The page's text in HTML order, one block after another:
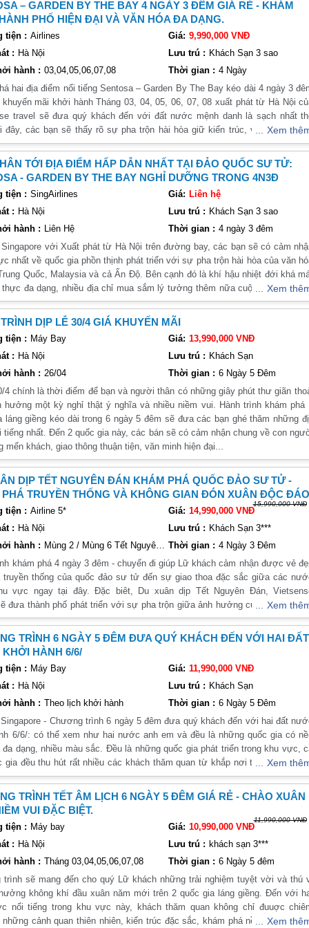
và gia đình thư giãn và tận hưởng những trải nghiệm thú vị. Ngoài ra, bạn
nắng tại các bãi biển đẹp của đảo.
dân tộc và tôn giáo khác nhau. Du khách có thể dễ dàng tìm thấy những
Phật giáo, Thiên chúa giáo và Hindu. Ngoài ra, nơi đây còn có nhiều
và Lễ hội Thuyền Rồng.
và công trình kiến trúc hiện đại. Một trong những điểm đến không thể bỏ
và tòa nhà Marina Bay Sands nổi tiếng. Ngoài ra, còn có những
và Esplanade - Theatres on the Bay.
văn hóa, hãy ghé thăm các khu phố cổ như Chinatown, Little India và
của các dân tộc và tôn giáo khác nhau thông qua các quán cà phê, cửa
Trải Nghiệm Đầy Đủ Và Đa Dạng
trình du lịch phổ biến và được nhiều du khách lựa chọn. Chuyến đi này
Singapore và tận hưởng những trải nghiệm đa dạng.
6 Ngày 5 Đêm
phá nhiều điểm đến nổi tiếng của thành phố này. Từ công viên quốc gia,
bạn sẽ được tận hưởng những trải nghiệm đa dạng và thú vị.
đêm chính là việc bạn được tham quan đảo Sentosa và khám phá các khu
bữa tối trên tàu du thuyền và tận hưởng không gian lãng mạn của Clarke
Thưởng Thức Các Món Ăn Đặc Trưng
lý tưởng cho những ai muốn khám phá văn hóa và ẩm thực của
trưng của đất nước này và khám phá những điểm đến nổi tiếng.
5 Ngày 4 Đêm
phá nhiều điểm đến nổi tiếng của thành phố này. Từ công viên quốc gia,
bạn sẽ được tận hưởng những trải nghiệm đa dạng và thú vị.
4 đêm chính là việc bạn được thưởng thức các món ăn đặc trưng của đất
các món ăn đặc trưng như bánh xèo, bánh mì và nước ép trái cây
Phá Những Điểm Đến Nổi Tiếng
ngắn nhưng vẫn đầy đủ và thú vị. Trong chuyến đi này, bạn sẽ có cơ
những trải nghiệm đa dạng.
4 Ngày 3 Đêm
phá nhiều điểm đến nổi tiếng của thành phố này. Từ công viên quốc gia,
bạn sẽ được tận hưởng những trải nghiệm đa dạng và thú vị.
đêm chính là việc bạn được khám phá những điểm đến nổi tiếng của
du lịch nổi tiếng như công viên quốc gia, khu vực Marina Bay và
BẬT
Thưởng thức trải nghiệm dịch vụ trọn gói 3***
Thỏa sức vui chơi Công viên sư tử biển Merlion Park: tìm hiểu lịch sử hình
biểu tượng sư tử biển nổi tiếng, mang đến thịnh vượng cho đất nước
Check-in Vườn thực vật Garden by the Bay: Khu vườn cây nhân tạo rộng
hơn 100 ha, có tới hơn 250.000 loài thực vật Qúy hiếm, với các “Siêu cây”
lồ
Trải ngiệm hệ thống tầu điện ngầm MRT không người lái cực kỳ an toàn
Tham gia chương trình By Night
Cương trình nhạc nước đặc sắc “SPECTRA SHOW” – sự pha trộn
sắc và hệ thống đèn Lazer hiện đại
– GARDEN BY THE BAY 4 NGÀY 3 ĐÊM GIÁ RẺ - KHÁM
PHỐ HIỆN ĐẠI VÀ VĂN HÓA ĐA DẠNG.
tiện : Airlines Giá: 9,990,000 VNĐ
: Hà Nội Lưu trú : Khách Sạn 3 sao
hành : 03,04,05,06,07,08 Thời gian : 4 Ngày
hai địa điểm nổi tiếng Sentosa – Garden By The Bay kéo dài 4 ngày 3
khuyến mãi khởi hành Tháng 03, 04, 05, 06, 07, 08 xuất phát từ Hà Nội
travel sẽ đưa quý khách đến với đất nước mệnh danh là sạch nhất
đây, các bạn sẽ thấy rõ sự pha trộn hài hòa giữ kiến trúc, văn hóa Đông
thưởng thức văn hóa, nghệ thuật, ẩm thực rất đặc sắc.
Xem
TỚI ĐỊA ĐIỂM HẤP DẪN NHẤT TẠI ĐẢO QUỐC SƯ TỬ:
- GARDEN BY THE BAY NGHỈ DƯỠNG TRONG 4N3Đ
tiện : SingAirlines Giá: Liên hệ
: Hà Nội Lưu trú : Khách Sạn 3 sao
hành :
Liên Hệ Thời gian : 4 ngày 3 đêm
Singapore với Xuất phát từ Hà Nội trên đường bay, các bạn sẽ có cảm
nhất về quốc gia phồn thịnh phát triển với sự pha trộn hài hòa của văn
Quốc, Malaysia và cả Ấn Độ. Bên cạnh đó là khí hậu nhiệt đới khá
đa dạng, nhiều địa chỉ mua sắm lý tưởng thêm nữa cuộc sống về
không ngủ và đó tạo nên một thành phố không thể bỏ qua trong khu vực.
Xem
DỊP LỄ 30/4 GIÁ KHUYẾN MÃI
tiện : Máy Bay Giá: 13,990,000 VNĐ
: Hà Nội Lưu trú : Khách Sạn
hành : 26/04 Thời gian : 6 Ngày 5 Đêm
4 chính là thời điểm để bạn và người thân có những giây phút thư giãn
hưởng một kỳ nghỉ thật ý nghĩa và nhiều niềm vui. Hành trình khám phá
láng giềng kéo dài trong 6 ngày 5 đêm sẽ đưa các bạn ghé thăm những
tiếng nhất. Đến 2 quốc gia này, các bán sẽ có cảm nhận chung về con
mến khách, giao thông thuận tiện, văn minh hiện đại...
DỊP TẾT NGUYÊN ĐÁN KHÁM PHÁ QUỐC ĐẢO SƯ TỬ -
TRUYỀN THỐNG VÀ KHÔNG GIAN ĐÓN XUÂN ĐỘC
tiện : Airline 5* Giá:
15,990,000 VNĐ
14,990,000 VNĐ
: Hà Nội Lưu trú : Khách Sạn 3***
hành : Mùng 2 / Mùng 6 Tết Nguyên Đán Thời gian : 4 Ngày 3 Đêm
phá 4 ngày 3 đêm - chuyến đi giúp Lữ khách cảm nhận được vẻ đẹp
truyền thống của quốc đảo sư tử đến sự giao thoa đặc sắc giữa các
vực ngay tại đây. Đặc biêt, Du xuân dịp Tết Nguyên Đán,
đưa thành phố phát triển với sự pha trộn giữa ảnh hưởng của người
Malaysia và người Ấn Độ.
với khí hậu nhiệt đới, thức ăn ngon, nơi mua sắm lý tưởng và cuộc sống
sôi động, thành phố vườn này sẽ là một điểm dừng chân tuyệt vời trong
Xem
TRÌNH 6 NGÀY 5 ĐÊM ĐƯA QUÝ KHÁCH ĐẾN VỚI HAI ĐẤT
HÀNH 6/6/
tiện : Máy Bay Giá: 11,990,000 VNĐ
: Hà Nội Lưu trú : Khách Sạn
hành : Theo lịch khởi hành Thời gian : 6 Ngày 5 Đêm
5 đêm đưa quý khách đến với hai đất nước
6/6/: có thể xem như hai nước anh em và đều là những quốc gia có
đa dạng, nhiều màu sắc. Đều là những quốc gia phát triển trong khu vực,
gia đều thu hút rất nhiều các khách thăm quan từ khắp nơi trên thế giới
Quý khách còn có thể cảm nhận một đất nước trật tự, kinh tế phát
thuận tiện, con người vô cùng thân thiện …
Xem
TRÌNH TẾT ÂM LỊCH 6 NGÀY 5 ĐÊM GIÁ RẺ - CHÀO XUÂN
VUI ĐẶC BIỆT.
tiện : Máy bay Giá:
11,990,000 VNĐ
10,990,000 VNĐ
: Hà Nội Lưu trú : khách sạn 3***
hành : Tháng 03,04,05,06,07,08 Thời gian : 6 Ngày 5 đêm
mang đến cho quý Lữ khách những trải nghiệm tuyệt vời và thú vị
không khí đầu xuân năm mới trên 2 quốc gia láng giềng. Đến với
nổi tiếng trong khu vực này, khách thăm quan không chỉ đuuợc
cảnh quan thiên nhiên, kiến trúc đặc sắc, khám phá nền văn hóa
Xem